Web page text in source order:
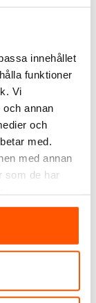
innehållet
funktioner
Vi
annan
och
med.
med annan
som de har